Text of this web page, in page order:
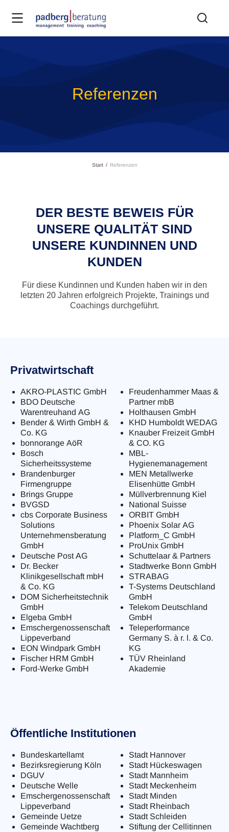
Referenzen
Start Referenzen
DER BESTE BEWEIS FÜR
UNSERE QUALITÄT SIND
UNSERE KUNDINNEN UND
KUNDEN
Für diese Kundinnen und Kunden haben wir in den
letzten 20 Jahren erfolgreich Projekte, Trainings und
Coachings durchgeführt.
Privatwirtschaft
AKRO-PLASTIC GmbH
BDO Deutsche
Warentreuhand AG
Bender & Wirth GmbH &
Co. KG
bonnorange AöR
Bosch
Sicherheitssysteme
Brandenburger
Firmengruppe
Brings Gruppe
BVGSD
cbs Corporate Business
Solutions
Unternehmensberatung
GmbH
Deutsche Post AG
Dr. Becker
Klinikgesellschaft mbH
& Co. KG
DOM Sicherheitstechnik
GmbH
Elgeba GmbH
Emschergenossenschaft
Lippeverband
EON Windpark GmbH
Fischer HRM GmbH
Ford-Werke GmbH
Freudenhammer Maas &
Partner mbB
Holthausen GmbH
KHD Humboldt WEDAG
Knauber Freizeit GmbH
& CO. KG
MBL-
Hygienemanagement
MEN Metallwerke
Elisenhütte GmbH
Müllverbrennung Kiel
National Suisse
ORBIT GmbH
Phoenix Solar AG
Platform_C GmbH
ProUnix GmbH
Schuttelaar & Partners
Stadtwerke Bonn GmbH
STRABAG
T-Systems Deutschland
GmbH
Telekom Deutschland
GmbH
Teleperformance
Germany S. à r. l. & Co.
KG
TÜV Rheinland
Akademie
Öffentliche Institutionen
Bundeskartellamt
Bezirksregierung Köln
DGUV
Deutsche Welle
Emschergenossenschaft
Lippeverband
Gemeinde Uetze
Gemeinde Wachtberg
Stadt Hannover
Stadt Hückeswagen
Stadt Mannheim
Stadt Meckenheim
Stadt Minden
Stadt Rheinbach
Stadt Schleiden
Stiftung der Cellitinnen